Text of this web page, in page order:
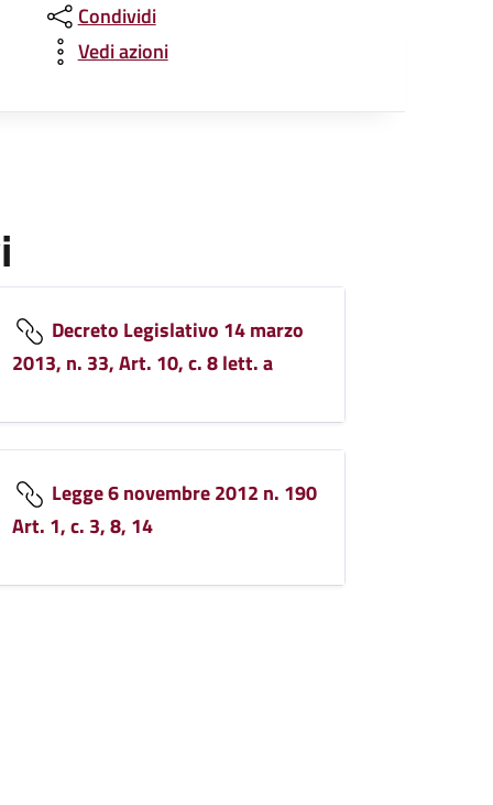
Condividi
Vedi azioni
Decreto Legislativo 14 marzo
2013, n. 33, Art. 10, c. 8 lett. a
Legge 6 novembre 2012 n. 190
Art. 1, c. 3, 8, 14